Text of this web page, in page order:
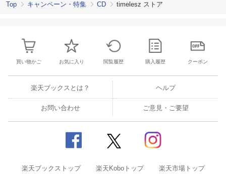
Top キャンペーン・特集 CD timelesz ストア
買い物かご お気に入り 閲覧履歴 購入履歴 クーポン
楽天ブックスとは？ ヘルプ
お問い合わせ ご意見・ご要望
楽天ブックストップ 楽天Koboトップ 楽天市場トップ